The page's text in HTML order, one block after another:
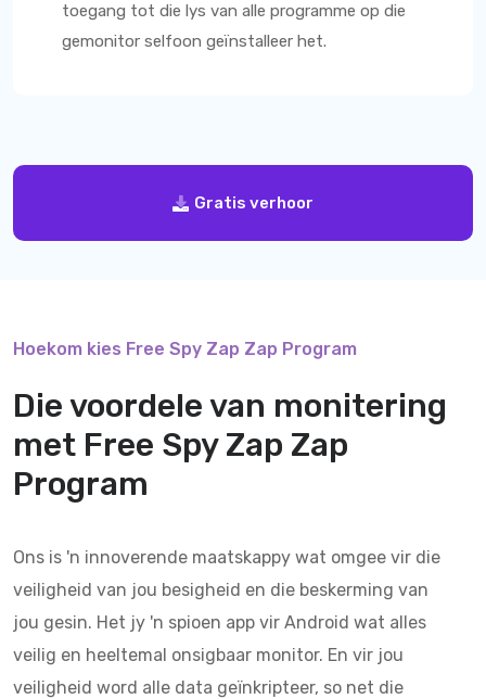
toegang tot die lys van alle programme op die
gemonitor selfoon geïnstalleer het.
Gratis verhoor
Hoekom kies Free Spy Zap Zap Program
Die voordele van monitering
met Free Spy Zap Zap
Program
Ons is 'n innoverende maatskappy wat omgee vir die
veiligheid van jou besigheid en die beskerming van
jou gesin. Het jy 'n spioen app vir Android wat alles
veilig en heeltemal onsigbaar monitor. En vir jou
veiligheid word alle data geïnkripteer, so net die